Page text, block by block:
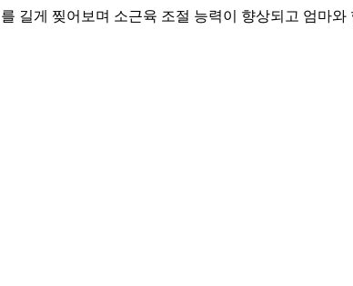
길게 찢어보며 소근육 조절 능력이 향상되고 엄마